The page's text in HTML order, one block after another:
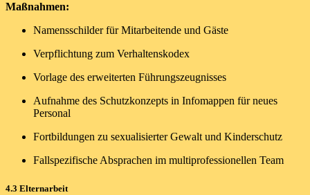
Maßnahmen:
Namensschilder für Mitarbeitende und Gäste
Verpflichtung zum Verhaltenskodex
Vorlage des erweiterten Führungszeugnisses
Aufnahme des Schutzkonzepts in Infomappen für neues
Personal
Fortbildungen zu sexualisierter Gewalt und Kinderschutz
Fallspezifische Absprachen im multiprofessionellen Team
4.3 Elternarbeit